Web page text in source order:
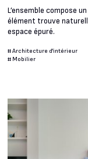
L’ensemble compose
élément trouve
espace épuré.
#Architecture d'intérieur
# Mobilier